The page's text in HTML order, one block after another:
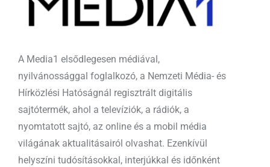
A Media1 elsődlegesen médiával,
nyilvánossággal foglalkozó, a Nemzeti Média- és
Hírközlési Hatóságnál regisztrált digitális
sajtótermék, ahol a televíziók, a rádiók, a
nyomtatott sajtó, az online és a mobil média
világának aktualitásairól olvashat. Ezenkívül
helyszíni tudósításokkal, interjúkkal és időnként